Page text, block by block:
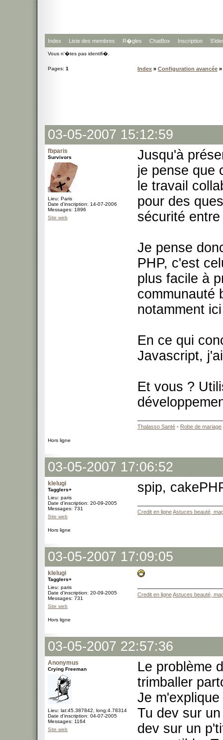
Index Liste des membres R�gles ChatBox Inscription
Vous n'�tes pas identifi�.
Pages: 1 Index » Configuration avancée »
03-05-2007 15:12:59
fbparis
Survivors
Lieu: Paris
Date d'inscription: 14-07-2006
Messages: 1896
Site web
Jusqu'à
je pense que
le travail
pour des
sécurité
Je pense
PHP, c'est
plus facile à
communauté
notamment
En ce qui
Javascript,
Et vous ?
Thalasso Santé - Robe de mariage
Hors ligne
03-05-2007 17:06:52
klelugi
Tagglers+
Lieu: paris
Date d'inscription: 20-09-2005
Messages: 731
Site web
spip,
Credit en ligneAstuces beauté,
Hors ligne
03-05-2007 17:09:05
klelugi
Tagglers+
Lieu: paris
Date d'inscription: 20-09-2005
Messages: 731
Site web
Credit en ligneAstuces beauté,
Hors ligne
03-05-2007 22:57:36
Anonymus
Crying Freeman
Lieu: lat:45.387842, long:4.78314
Date d'inscription: 04-07-2005
Messages: 1164
Site web
Le problème
trimballer
Je m'explique
Tu dev sur
dev sur un